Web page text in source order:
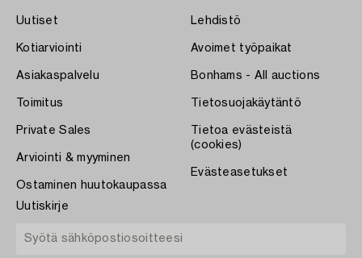
Uutiset
Kotiarviointi
Asiakaspalvelu
Toimitus
Private Sales
Arviointi & myyminen
Ostaminen huutokaupassa
Lehdistö
Avoimet työpaikat
Bonhams - All auctions
Tietosuojakäytäntö
Tietoa evästeistä
(cookies)
Evästeasetukset
Uutiskirje